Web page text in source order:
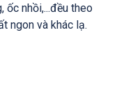
ốc nhồi,...đều theo
ngon và khác lạ.